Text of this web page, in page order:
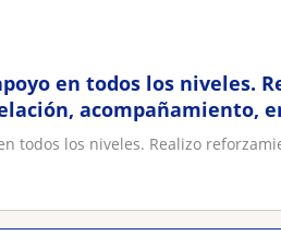
en todos los niveles.
acompañamiento,
todos los niveles. Realizo